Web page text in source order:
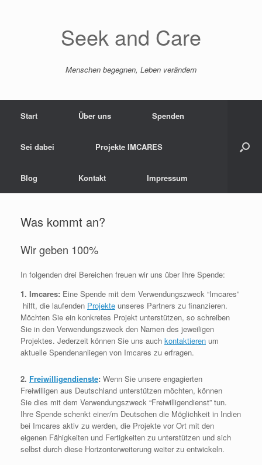
Seek and Care
Menschen begegnen, Leben verändern
Start Über uns Spenden
Sei dabei Projekte IMCARES
Blog Kontakt Impressum
Was kommt an?
Wir geben 100%
In folgenden drei Bereichen freuen wir uns über Ihre Spende:
1. Imcares: Eine Spende mit dem Verwendungszweck “Imcares”
hilft, die laufenden Projekte unseres Partners zu finanzieren.
Möchten Sie ein konkretes Projekt unterstützen, so schreiben
Sie in den Verwendungszweck den Namen des jeweiligen
Projektes. Jederzeit können Sie uns auch kontaktieren um
aktuelle Spendenanliegen von Imcares zu erfragen.
2. Freiwilligendienste: Wenn Sie unsere engagierten
Freiwilligen aus Deutschland unterstützen möchten, können
Sie dies mit dem Verwendungszweck “Freiwilligendienst” tun.
Ihre Spende schenkt einer/m Deutschen die Möglichkeit in Indien
bei Imcares aktiv zu werden, die Projekte vor Ort mit den
eigenen Fähigkeiten und Fertigkeiten zu unterstützen und sich
selbst durch diese Horizonterweiterung weiter zu entwickeln.